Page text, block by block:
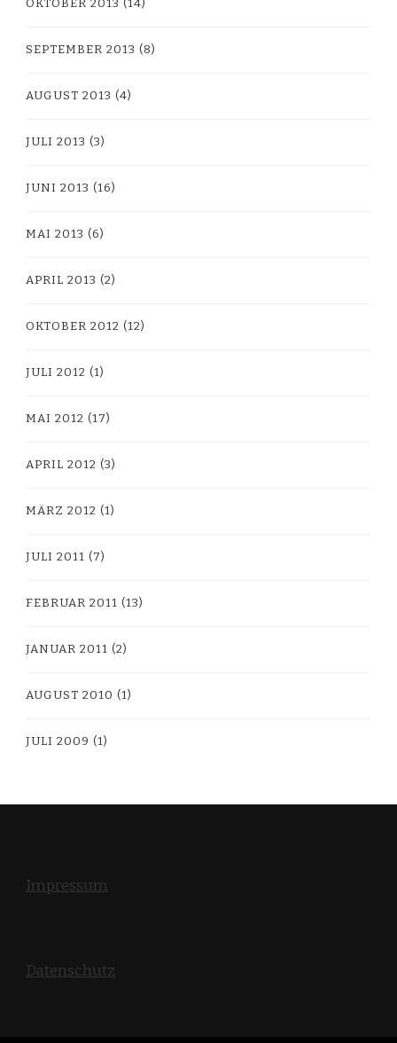
OKTOBER 2013 (14)
SEPTEMBER 2013 (8)
AUGUST 2013 (4)
JULI 2013 (3)
JUNI 2013 (16)
MAI 2013 (6)
APRIL 2013 (2)
OKTOBER 2012 (12)
JULI 2012 (1)
MAI 2012 (17)
APRIL 2012 (3)
MÄRZ 2012 (1)
JULI 2011 (7)
FEBRUAR 2011 (13)
JANUAR 2011 (2)
AUGUST 2010 (1)
JULI 2009 (1)
Impressum
Datenschutz